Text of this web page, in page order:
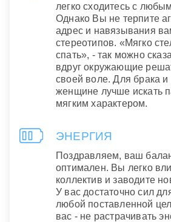
легко сходитесь с
Однако Вы не терпите
адрес и навязывания
стереотипов. «Мягко
спать», - так можно
вдруг окружающие
своей воле. Для брака
женщине лучше искать
мягким характером.
ЭНЕРГИЯ
Поздравляем, ваш
оптимален. Вы легко
коллектив и заводите
У вас достаточно сил
любой поставленной
вас - не растрачивать